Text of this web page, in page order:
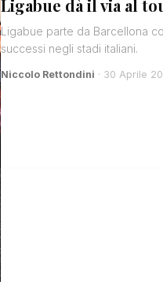
Ligabue dà il via al
Ligabue parte da Barcellona
successi negli stadi italiani.
Niccolo Rettondini · 30 Aprile